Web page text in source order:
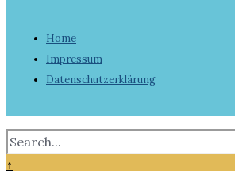
Home
Impressum
Datenschutzerklärung
↑